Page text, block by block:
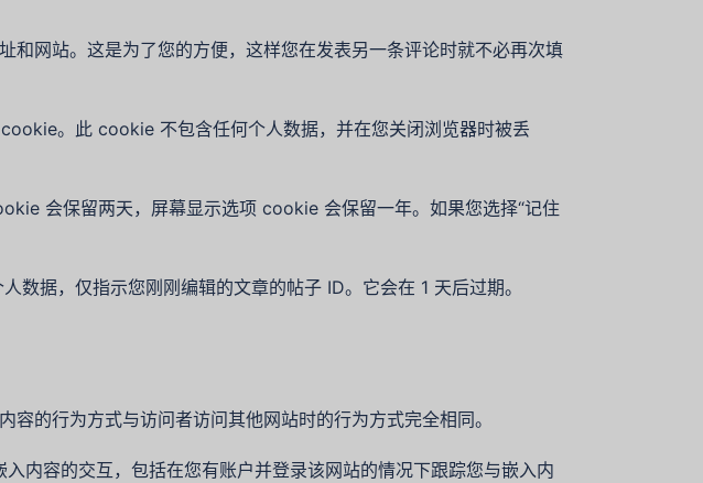
网站。这是为了您的方便，这样您在发表另一条评论时就不必再次填
。此 cookie 不包含任何个人数据，并在您关闭浏览器时被丢
会保留两天，屏幕显示选项 cookie 会保留一年。如果您选择“记住
据，仅指示您刚刚编辑的文章的帖子 ID。它会在 1 天后过期。
的行为方式与访问者访问其他网站时的行为方式完全相同。
内容的交互，包括在您有账户并登录该网站的情况下跟踪您与嵌入内